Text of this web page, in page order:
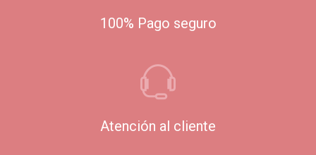
100% Pago seguro
Atención al cliente